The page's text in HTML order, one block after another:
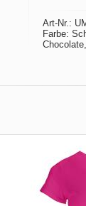
Art-Nr.:
Farbe: